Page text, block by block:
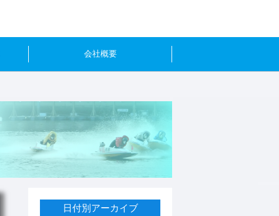
会社概要
日付別アーカイブ